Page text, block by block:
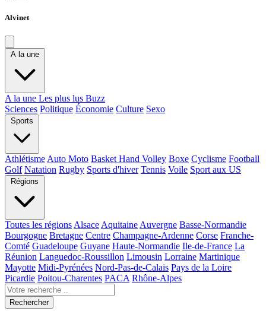
Alvinet
A la une
A la une Les plus lus Buzz
Sciences Politique Économie Culture Sexo
Sports
Athlétisme Auto Moto Basket Hand Volley Boxe Cyclisme Football
Golf Natation Rugby Sports d'hiver Tennis Voile Sport aux US
Régions
Toutes les régions Alsace Aquitaine Auvergne Basse-Normandie
Bourgogne Bretagne Centre Champagne-Ardenne Corse Franche-
Comté Guadeloupe Guyane Haute-Normandie Ile-de-France La
Réunion Languedoc-Roussillon Limousin Lorraine Martinique
Mayotte Midi-Pyrénées Nord-Pas-de-Calais Pays de la Loire
Picardie Poitou-Charentes PACA Rhône-Alpes
Rechercher